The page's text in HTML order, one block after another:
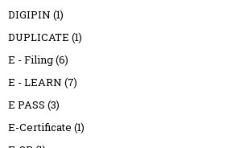
DIGIPIN (1)
DUPLICATE (1)
E - Filing(6)
E - LEARN (7)
E PASS (3)
E-Certificate (1)